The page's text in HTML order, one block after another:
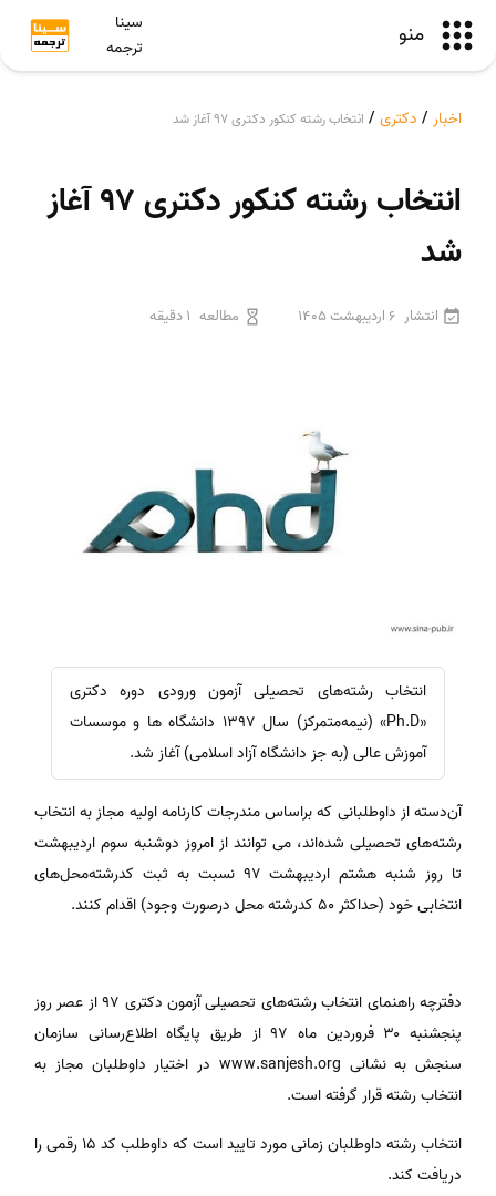
منو
سینا
ترجمه
اخبار / دکتری / انتخاب رشته کنکور دکتری ۹۷ آغاز شد
انتخاب رشته کنکور دکتری ۹۷ آغاز
شد
انتشار 6 اردیبهشت 1405 مطالعه 1 دقیقه
انتخاب رشته‌های تحصیلی آزمون ورودی دوره دکتری
«Ph.D» (نیمه‌متمرکز) سال ۱۳۹۷ دانشگاه ها و موسسات
آموزش عالی (به جز دانشگاه آزاد اسلامی) آغاز شد.
آن‌دسته از داوطلبانی که براساس مندرجات کارنامه اولیه مجاز به انتخاب
رشته‌های تحصیلی شده‌اند، می توانند از امروز دوشنبه سوم اردیبهشت
تا روز شنبه هشتم اردیبهشت ۹۷ نسبت به ثبت کدرشته‌محل‌های
انتخابی خود (حداکثر ۵۰ کدرشته محل درصورت وجود) اقدام کنند.
دفترچه راهنمای انتخاب رشته‌های تحصیلی آزمون دکتری ۹۷ از عصر روز
پنجشنبه ۳۰ فروردین ماه ۹۷ از طریق پایگاه اطلاع‌رسانی سازمان
سنجش به نشانی www.sanjesh.org در اختیار داوطلبان مجاز به
انتخاب رشته قرار گرفته است.
انتخاب رشته داوطلبان زمانی مورد تایید است که داوطلب کد ۱۵ رقمی را
دریافت کند.